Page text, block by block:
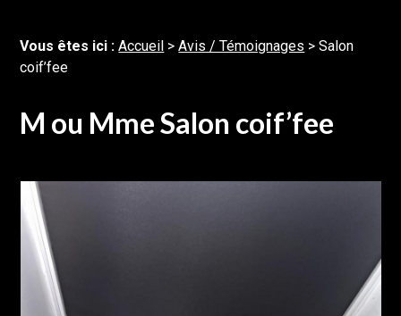
Vous êtes ici :Accueil >Avis / Témoignages >Salon
coif’fee
M ou Mme Salon coif’fee